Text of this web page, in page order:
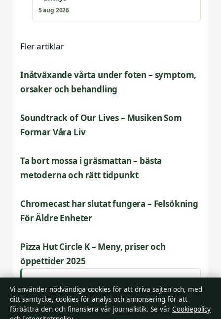
5 aug 2026
Fler artiklar
Inåtväxande vårta under foten – symptom,
orsaker och behandling
Soundtrack of Our Lives – Musiken Som
Formar Våra Liv
Ta bort mossa i gräsmattan – bästa
metoderna och rätt tidpunkt
Chromecast har slutat fungera – Felsökning
För Äldre Enheter
Pizza Hut Circle K – Meny, priser och
öppettider 2025
Gustav Månsson
Vi använder nödvändiga cookies för att driva sajten och, med
ditt samtycke, cookies för analys och annonsering för att
förbättra den och finansiera vår journalistik. Se vår Cookiepolicy